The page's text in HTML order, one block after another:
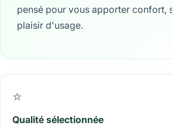
pensé pour vous apporter confort,
plaisir d'usage.
⭐
Qualité sélectionnée